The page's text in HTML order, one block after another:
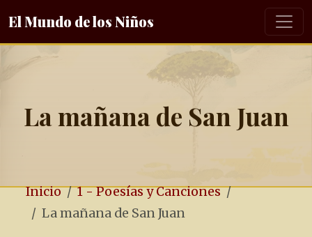
El Mundo de los Niños
La mañana de San Juan
Inicio
1 - Poesías y Canciones
La mañana de San Juan